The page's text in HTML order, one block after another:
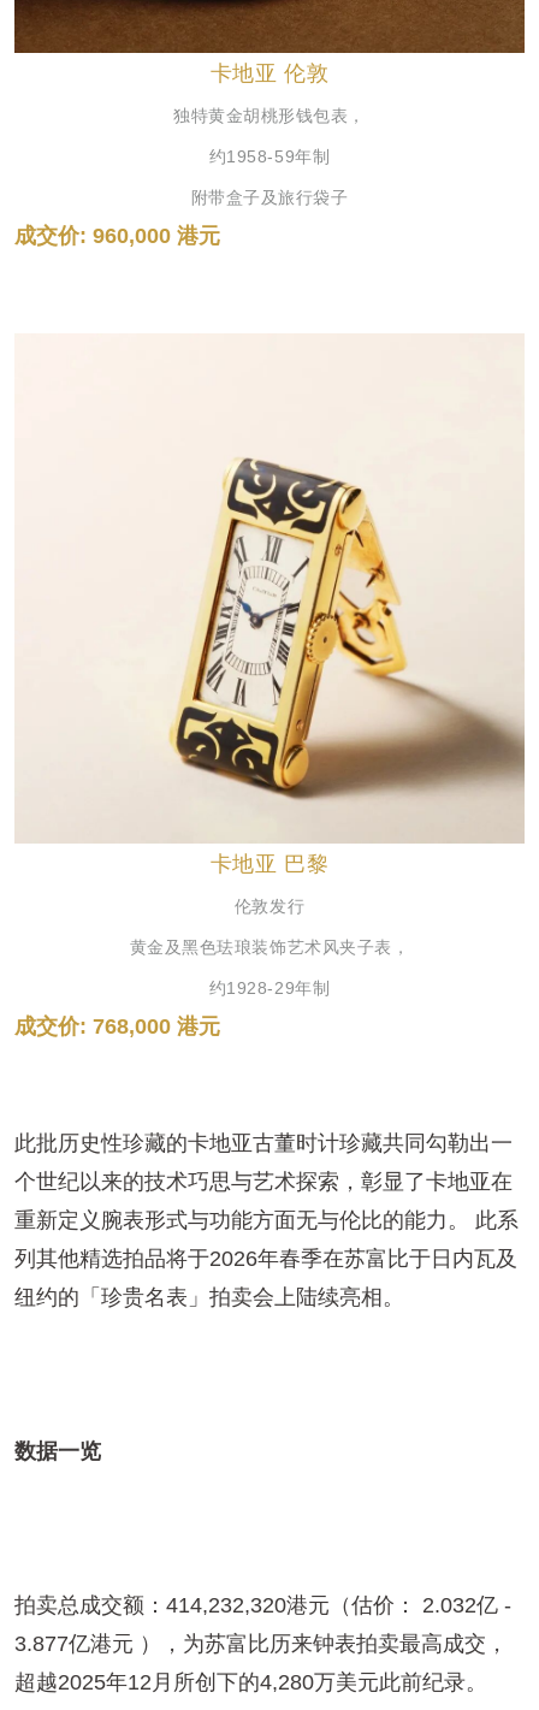
卡地亚 伦敦
独特黄金胡桃形钱包表，
约1958-59年制
附带盒子及旅行袋子
成交价: 960,000 港元
卡地亚 巴黎
伦敦发行
黄金及黑色珐琅装饰艺术风夹子表，
约1928-29年制
成交价: 768,000 港元
此批历史性珍藏的卡地亚古董时计珍藏共同勾勒出一
个世纪以来的技术巧思与艺术探索，彰显了卡地亚在
重新定义腕表形式与功能方面无与伦比的能力。 此系
列其他精选拍品将于2026年春季在苏富比于日内瓦及
纽约的「珍贵名表」拍卖会上陆续亮相。
数据一览
拍卖总成交额：414,232,320港元（估价： 2.032亿 -
3.877亿港元 ），为苏富比历来钟表拍卖最高成交，
超越2025年12月所创下的4,280万美元此前纪录。